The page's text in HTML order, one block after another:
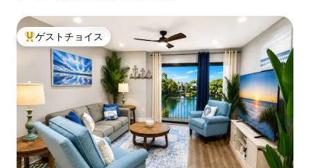
大好評のゲストチョイスです。
ゲストチョイス